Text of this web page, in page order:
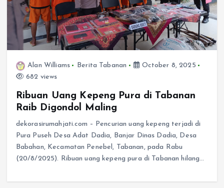
Alan Williams Berita Tabanan
October 8, 2025
682 views
Ribuan Uang Kepeng Pura di Tabanan
Raib Digondol Maling
dekorasirumahjati.com – Pencurian uang kepeng terjadi di
Pura Puseh Desa Adat Dadia, Banjar Dinas Dadia, Desa
Babahan, Kecamatan Penebel, Tabanan, pada Rabu
(20/8/2025). Ribuan uang kepeng pura di Tabanan hilang…